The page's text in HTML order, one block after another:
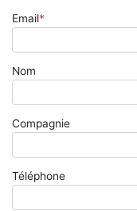
Email*
Nom
Compagnie
Téléphone